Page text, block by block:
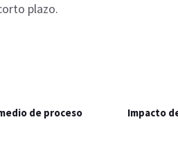
plazo.
de proceso
Impacto